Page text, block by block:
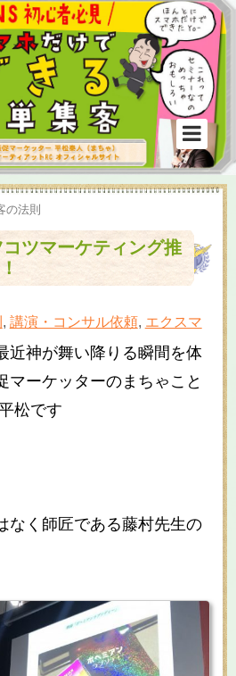
の法則
ツマーケティング推
, 講演・コンサル依頼, エクスマ
近神が舞い降りる瞬間を体
マーケッターのまちゃこと
松です
なく師匠である藤村先生の